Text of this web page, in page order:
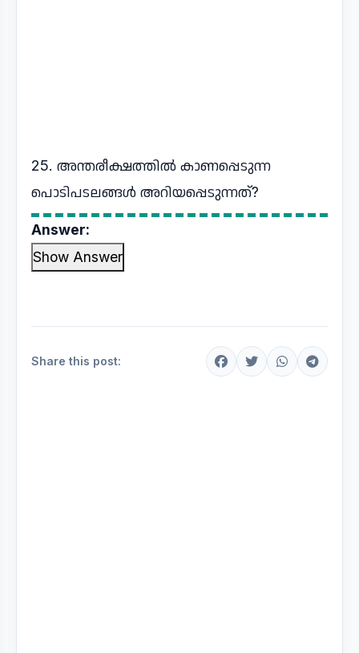
25. അന്തരീക്ഷത്തിൽ കാണപ്പെടുന്ന
പൊടിപടലങ്ങൾ അറിയപ്പെടുന്നത്?
Answer:
Show Answer
Share this post: